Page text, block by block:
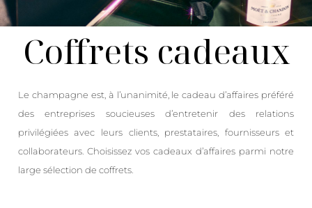
Coffrets cadeaux
Le champagne est, à l’unanimité, le cadeau d’affaires préféré
des entreprises soucieuses d’entretenir des relations
privilégiées avec leurs clients, prestataires, fournisseurs et
collaborateurs. Choisissez vos cadeaux d’affaires parmi notre
large sélection de coffrets.